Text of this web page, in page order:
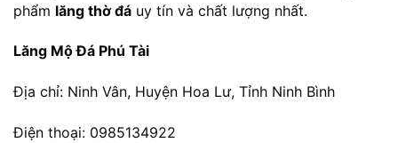
phẩm lăng thờ đá uy tín và chất lượng nhất.
Lăng Mộ Đá Phú Tài
Địa chỉ: Ninh Vân, Huyện Hoa Lư, Tỉnh Ninh Bình
Điện thoại: 0985134922